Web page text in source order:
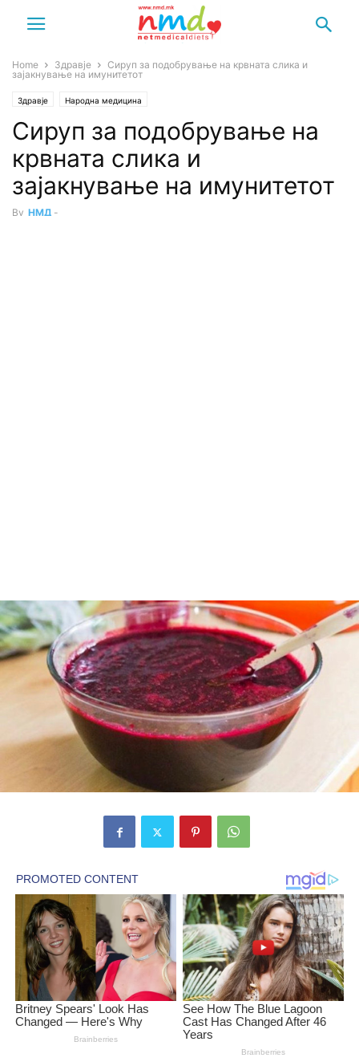
Home Здравје
Сируп за подобрување на крвната слика и
зајакнување на имунитетот
Здравје Народна медицина
Сируп за подобрување на
крвната слика и
зајакнување на имунитетот
By НМД -